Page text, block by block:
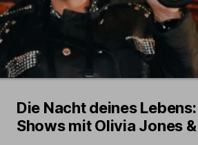
Die Nacht deines
Shows mit Olivia Jones